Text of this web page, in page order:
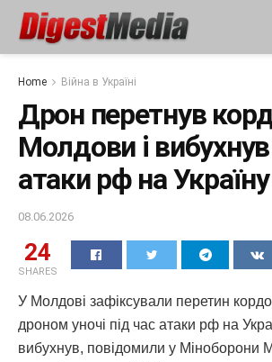
Home Війна в Україні
Дрон перетнув
Молдови і вибухнув
атаки рф на Україну
08.06.2026
24
SHARES
У Молдові зафіксували перетин
дроном уночі під час атаки рф на
вибухнув, повідомили у Міноборони